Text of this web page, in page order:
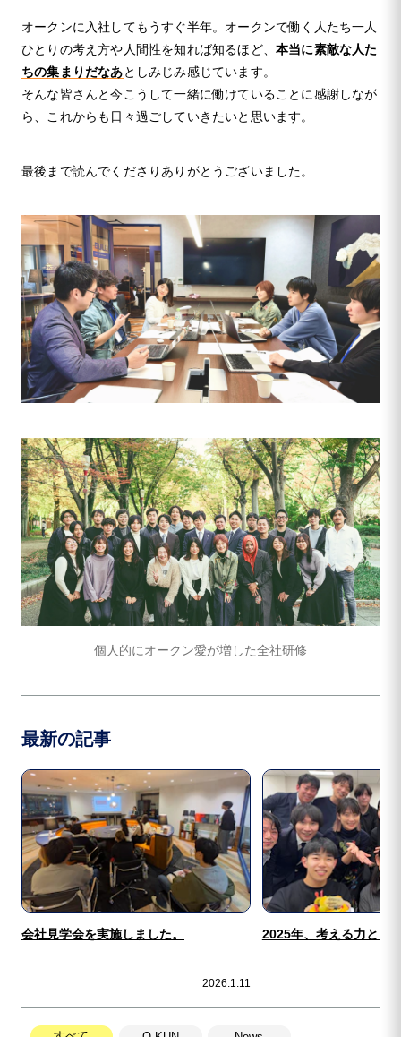
オークンに入社してもうすぐ半年。オークンで働く人たち一人
ひとりの考え方や人間性を知れば知るほど、 本当に素敵な人た
ちの集まりだなあとしみじみ感じています。
そんな皆さんと今こうして一緒に働けていることに感謝しなが
ら、これからも日々過ごしていきたいと思います。
最後まで読んでくださりありがとうございました。
個人的にオークン愛が増した全社研修
最新の記事
会社見学会を実施しました。
2026.1.11
2025年、考える力と向